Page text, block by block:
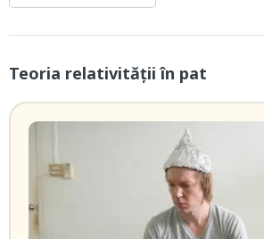
Teoria relativității în pat